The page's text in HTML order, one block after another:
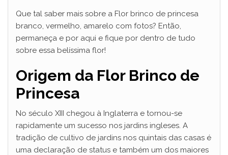
Que tal saber mais sobre a Flor brinco de princesa
branco, vermelho, amarelo com fotos? Então,
permaneça e por aqui e fique por dentro de tudo
sobre essa belíssima flor!
Origem da Flor Brinco de
Princesa
No século XIII chegou à Inglaterra e tornou-se
rapidamente um sucesso nos jardins ingleses. A
tradição de cultivo de jardins nos quintais das casas é
uma declaração de status e também um dos maiores